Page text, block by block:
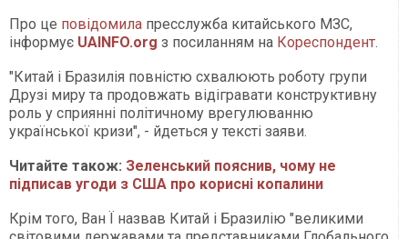
Про це повідомила пресслужба китайського МЗС,
інформує UAINFO.org з посиланням на Кореспондент.
"Китай і Бразилія повністю схвалюють роботу групи
Друзі миру та продовжать відігравати конструктивну
роль у сприянні політичному врегулюванню
української кризи", - йдеться у тексті заяви.
Читайте також: Зеленський пояснив, чому не
підписав угоди з США про корисні копалини
Крім того, Ван Ї назвав Китай і Бразилію "великими